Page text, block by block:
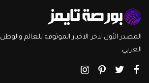
المصدر الأول لاخر الاخبار الموثوقة للعالم والوطن
العربي.